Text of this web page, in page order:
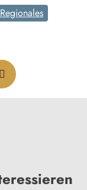
Regionales